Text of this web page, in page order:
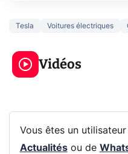
Tesla Voitures électriques
Vidéos
5 générations
jeux dans la
prochaine Xbox
Vous êtes un
Actualitésou de